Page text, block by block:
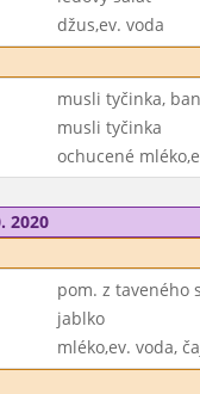
džus,ev. voda
musli tyčinka,
musli tyčinka
ochucené
2020
pom. z taveného
jablko
mléko,ev. voda,